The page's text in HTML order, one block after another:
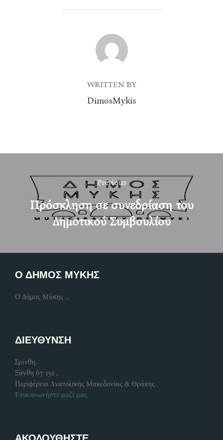
POST AUTHOR
WRITTEN BY
DimosMykis
navigation
Previous
Previous
Πρόσκληση σε συνεδρίαση του
Δημοτικού Συμβουλίου
Ο ΔΗΜΟΣ ΜΥΚΗΣ
Ο Δήμος Μύκης ...
ΔΙΕΥΘΥΝΣΗ
Σμίνθη,
Ξάνθη 67 150 ,
Περιφέρεια Ανατολικής Μακεδονίας & Θράκης
Επικοινωνήστε μαζί μας